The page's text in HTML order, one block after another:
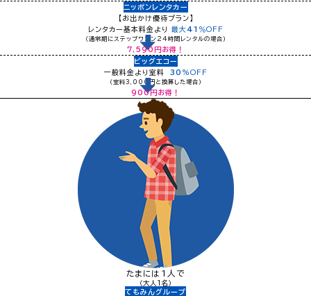
ニッポンレンタカー
【お出かけ優待プラン】
レンタカー基本料金より 最大 41 ％OFF
（通常期にステップワゴン24時間レンタルの場合）
7,590 円お得！
ビッグエコー
一般料金より室料 30 %OFF
（室料3,000円と換算した場合）
900円お得！
たまには1人で
（大人1名）
てもみんグループ